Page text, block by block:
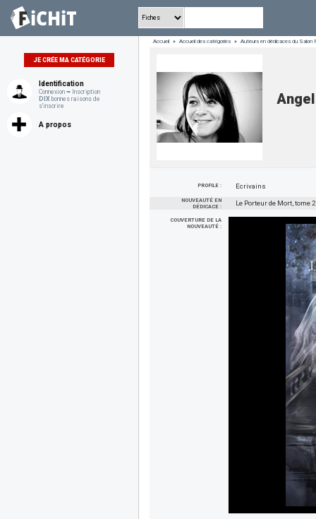
JE CRÉE MA CATÉGORIE
Identification
Connexion ~ Inscription
DIX bonnes raisons de
s'inscrire
A propos
Accueil » Accueil des catégories » Auteurs en dédicaces du Salon
PROFILE : Ecrivains
NOUVEAUTÉ EN
DÉDICACE :
Le Porteur de Mort, tome 2
COUVERTURE DE LA
NOUVEAUTÉ :